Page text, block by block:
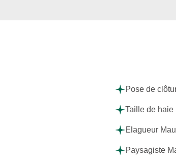
Pose de
Taille de haie
Elagueur
Paysagiste